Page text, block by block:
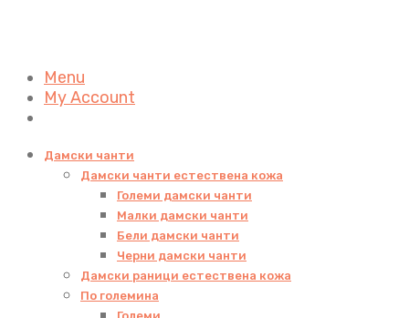
Menu
My Account
Дамски чанти
Дамски чанти естествена кожа
Големи дамски чанти
Малки дамски чанти
Бели дамски чанти
Черни дамски чанти
Дамски раници естествена кожа
По големина